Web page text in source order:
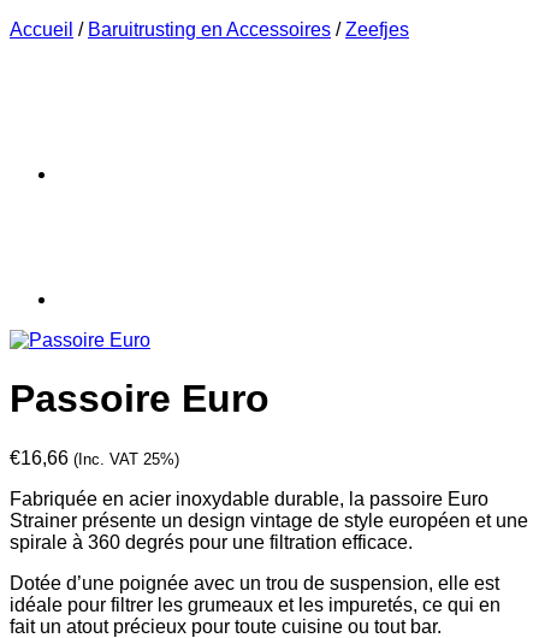
Accueil / Baruitrusting en Accessoires / Zeefjes
Passoire Euro
€16,66 (Inc. VAT 25%)
Fabriquée en acier inoxydable durable, la passoire Euro
Strainer présente un design vintage de style européen et une
spirale à 360 degrés pour une filtration efficace.
Dotée d’une poignée avec un trou de suspension, elle est
idéale pour filtrer les grumeaux et les impuretés, ce qui en
fait un atout précieux pour toute cuisine ou tout bar.